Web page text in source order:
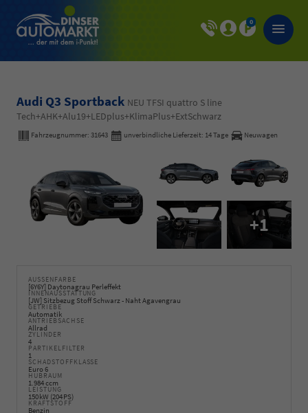
0
Audi Q3 Sportback NEU TFSI quattro S line
Tech+AHK+Alu19+LEDplus+KlimaPlus+ExtSchwarz
Fahrzeugnummer: 31643 unverbindliche Lieferzeit: 14 Tage Neuwagen
+1
AUSSENFARBE
[6Y6Y] Daytonagrau Perleffekt
INNENAUSSTATTUNG
[JW] Sitzbezug Stoff Schwarz - Naht Agavengrau
GETRIEBE
Automatik
ANTRIEBSACHSE
Allrad
ZYLINDER
4
PARTIKELFILTER
1
SCHADSTOFFKLASSE
Euro 6
HUBRAUM
1.984 ccm
LEISTUNG
150 kW (204 PS)
KRAFTSTOFF
Benzin